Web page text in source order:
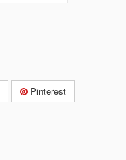
Pinterest